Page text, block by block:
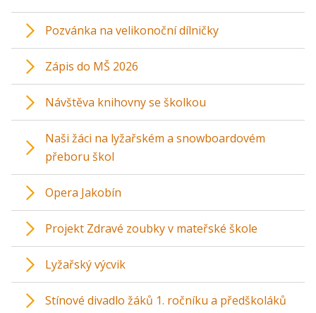
Pozvánka na velikonoční dílničky
Zápis do MŠ 2026
Návštěva knihovny se školkou
Naši žáci na lyžařském a snowboardovém
přeboru škol
Opera Jakobín
Projekt Zdravé zoubky v mateřské škole
Lyžařský výcvik
Stínové divadlo žáků 1. ročníku a předškoláků